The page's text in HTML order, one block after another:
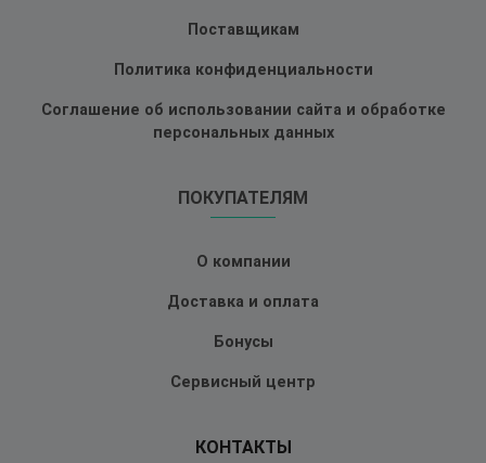
Поставщикам
Политика конфиденциальности
Соглашение об использовании сайта и обработке
персональных данных
ПОКУПАТЕЛЯМ
О компании
Доставка и оплата
Бонусы
Сервисный центр
КОНТАКТЫ